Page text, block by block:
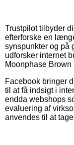
Trustpilot tilbyder
efterforske en
synspunkter og på
udforsker internet
Moonphase
Facebook bringer
til at få indsigt i
endda webshops
evaluering af
anvendes til at